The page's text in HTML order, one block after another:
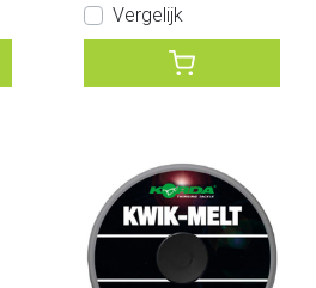
Vergelijk